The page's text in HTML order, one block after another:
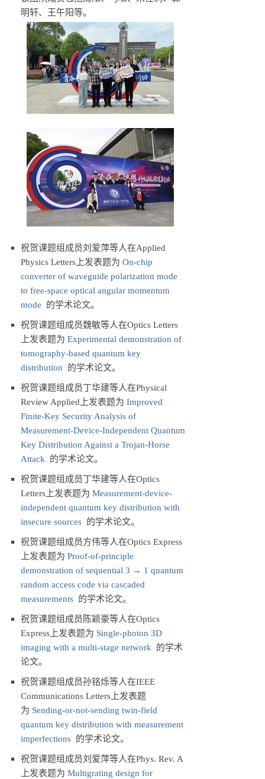
明轩、王午阳等。
祝贺课题组成员刘爱萍等人在Applied
Physics Letters上发表题为 On-chip
converter of waveguide polarization mode
to free-space optical angular momentum
mode 的学术论文。
祝贺课题组成员魏敏等人在Optics Letters
上发表题为 Experimental demonstration of
tomography-based quantum key
distribution 的学术论文。
祝贺课题组成员丁华建等人在Physical
Review Applied上发表题为 Improved
Finite-Key Security Analysis of
Measurement-Device-Independent Quantum
Key Distribution Against a Trojan-Horse
Attack 的学术论文。
祝贺课题组成员丁华建等人在Optics
Letters上发表题为 Measurement-device-
independent quantum key distribution with
insecure sources 的学术论文。
祝贺课题组成员方伟等人在Optics Express
上发表题为 Proof-of-principle
demonstration of sequential 3 → 1 quantum
random access code via cascaded
measurements 的学术论文。
祝贺课题组成员陈颖豪等人在Optics
Express上发表题为 Single-photon 3D
imaging with a multi-stage network 的学术
论文。
祝贺课题组成员孙铭烁等人在IEEE
Communications Letters上发表题
为 Sending-or-not-sending twin-field
quantum key distribution with measurement
imperfections 的学术论文。
祝贺课题组成员刘爱萍等人在Phys. Rev. A
上发表题为 Multigrating design for